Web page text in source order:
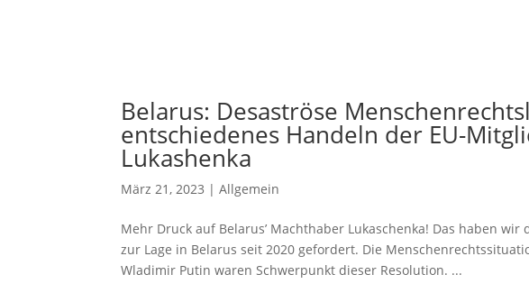
Belarus: Desaströse
entschiedenes Handeln der EU-
Lukashenka
März 21, 2023 |Allgemein
Mehr Druck auf Belarus’ Machthaber Lukaschenka! Das haben
zur Lage in Belarus seit 2020 gefordert. Die
Wladimir Putin waren Schwerpunkt dieser Resolution. ...